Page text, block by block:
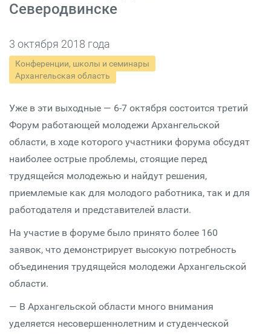
Северодвинске
3 октября 2018 года
Конференции, школы и семинары
Архангельская область
Уже в эти выходные — 6-7 октября состоится третий
Форум работающей молодежи Архангельской
области, в ходе которого участники форума обсудят
наиболее острые проблемы, стоящие перед
трудящейся молодежью и найдут решения,
приемлемые как для молодого работника, так и для
работодателя и представителей власти.
На участие в форуме было принято более 160
заявок, что демонстрирует высокую потребность
объединения трудящейся молодежи Архангельской
области.
— В Архангельской области много внимания
уделяется несовершеннолетним и студенческой